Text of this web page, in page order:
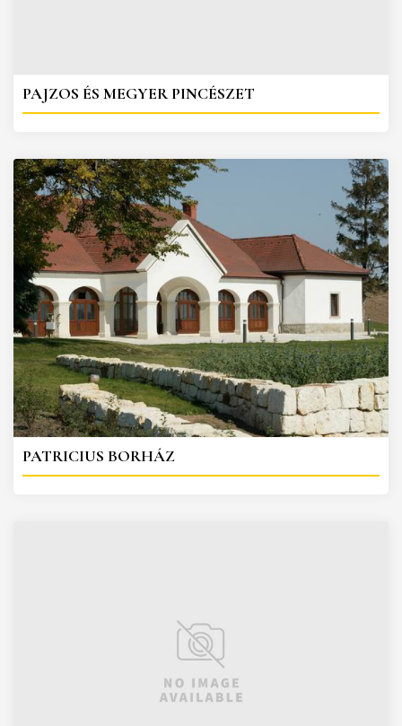
PAJZOS ÉS MEGYER PINCÉSZET
PATRICIUS BORHÁZ